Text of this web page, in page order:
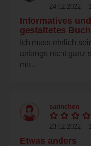
24.02.2022 –
Informatives
gestaltetes Buch
Ich muss ehrlich
anfangs nicht ganz
mir...
sarinchen
23.02.2022 –
Etwas anders